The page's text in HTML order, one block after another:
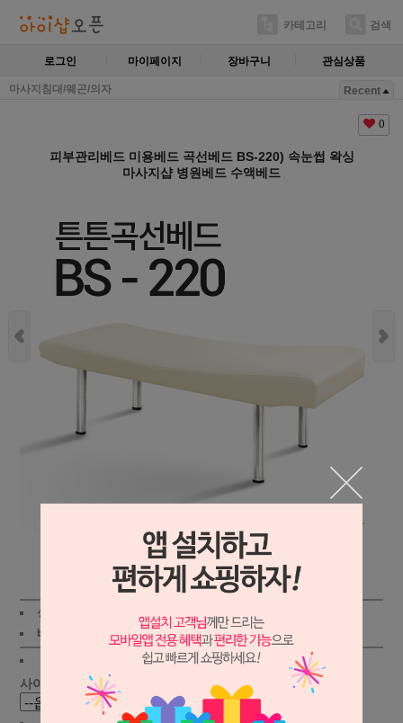
카테고리 검색
로그인 마이페이지 장바구니 관심상품
마사지침대/웨곤/의자 Recent
0
피부관리베드 미용베드 곡선베드 BS-220) 속눈썹 왁싱
마사지샵 병원베드 수액베드
상세보기
상품가 :
배송비 :
(조건) ! 지역별 !
사이즈 선택 :